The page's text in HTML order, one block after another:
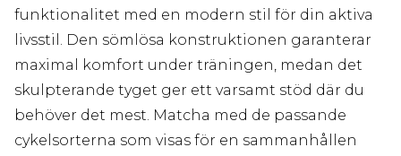
funktionalitet med en modern stil för din aktiva
livsstil. Den sömlösa konstruktionen garanterar
maximal komfort under träningen, medan det
skulpterande tyget ger ett varsamt stöd där du
behöver det mest. Matcha med de passande
cykelsorterna som visas för en sammanhållen